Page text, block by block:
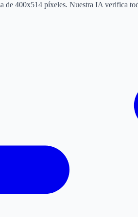
400x514 píxeles. Nuestra IA verifica